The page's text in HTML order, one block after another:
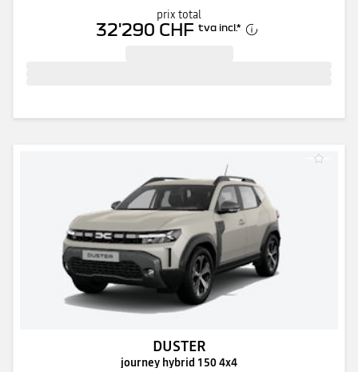
prix total
32'290 CHF tva incl.*
DUSTER
journey hybrid 150 4x4